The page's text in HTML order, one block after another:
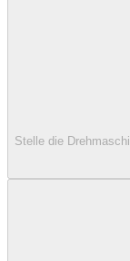
Stelle die